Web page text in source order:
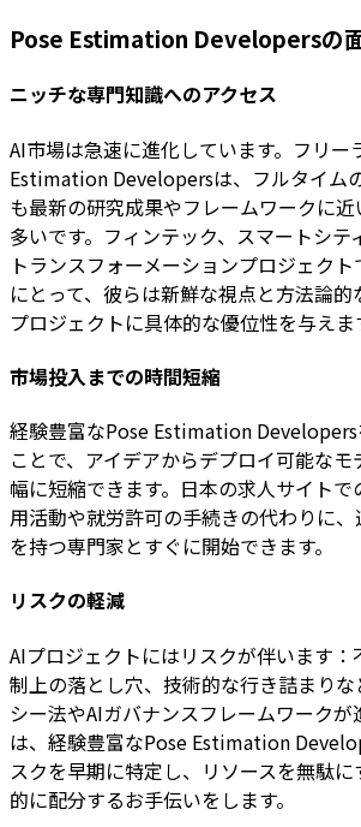
Pose Estimation Developersの
ニッチな専門知識へのアクセス
AI市場は急速に進化しています。フリー
Estimation Developersは、フルタイム
も最新の研究成果やフレームワークに
多いです。フィンテック、スマートシテ
トランスフォーメーションプロジェク
にとって、彼らは新鮮な視点と方法論的
プロジェクトに具体的な優位性を与えま
市場投入までの時間短縮
経験豊富なPose Estimation Developers
ことで、アイデアからデプロイ可能な
幅に短縮できます。日本の求人サイト
用活動や就労許可の手続きの代わりに
を持つ専門家とすぐに開始できます。
リスクの軽減
AIプロジェクトにはリスクが伴います
制上の落とし穴、技術的な行き詰まり
シー法やAIガバナンスフレームワーク
は、経験豊富なPose Estimation
スクを早期に特定し、リソースを無駄
的に配分するお手伝いをします。